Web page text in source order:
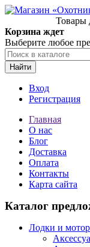
Товары
Корзина ждет
Выберите любое
Найти
Вход
Регистрация
Главная
О нас
Блог
Доставка
Оплата
Контакты
Карта сайта
Каталог
Лодки и